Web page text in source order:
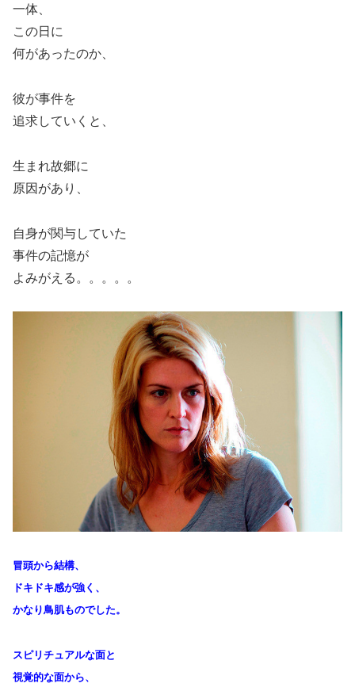
一体、
この日に
何があったのか、
彼が事件を
追求していくと、
生まれ故郷に
原因があり、
自身が関与していた
事件の記憶が
よみがえる。。。。。
冒頭から結構、
ドキドキ感が強く、
かなり鳥肌ものでした。
スピリチュアルな面と
視覚的な面から、